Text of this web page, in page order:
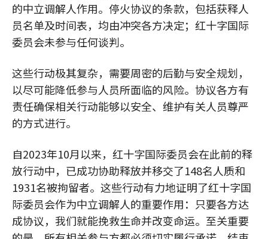
的中立调解人作用。停火协议的条款，包括获释人
员名单及时间表，均由冲突各方决定；红十字国际
委员会未参与任何谈判。
这些行动极其复杂，需要周密的后勤与安全规划，
以尽可能降低参与人员所面临的风险。协议各方有
责任确保相关行动能够以安全、维护有关人员尊严
的方式进行。
自2023年10月以来，红十字国际委员会在此前的释
放行动中，已成功协助释放并移交了148名人质和
1931名被拘留者。这些行动有力地证明了红十字国
际委员会作为中立调解人的重要作用：只要各方达
成协议，我们就能挽救生命并改变命运。至关重要